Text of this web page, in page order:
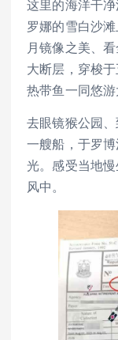
这里的海洋干
罗娜的雪白沙
月镜像之美、
大断层，穿梭
热带鱼一同悠游
去眼镜猴公园
一艘船，于罗
光。感受当地
风中。